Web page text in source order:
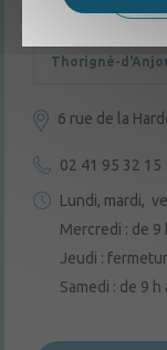
Thorigné-
6 rue de la
02 41 95 32 15
Lundi, mardi,
Mercredi : de 9
Jeudi :
Samedi : de 9